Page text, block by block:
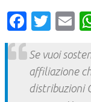
Se vuoi
affiliazione
distribuzioni